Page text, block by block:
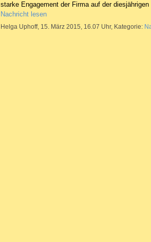
starke Engagement der Firma auf der
Nachricht lesen
Helga Uphoff, 15. März 2015, 16.07 Uhr, Kategorie: